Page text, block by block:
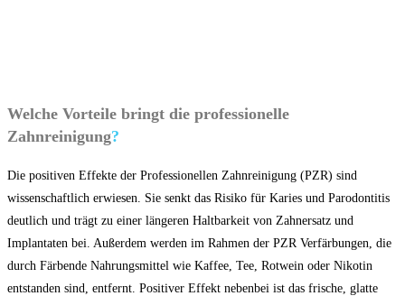
Welche Vorteile bringt die professionelle
Zahnreinigung?
Die positiven Effekte der Professionellen Zahnreinigung (PZR) sind
wissenschaftlich erwiesen. Sie senkt das Risiko für Karies und Parodontitis
deutlich und trägt zu einer längeren Haltbarkeit von Zahnersatz und
Implantaten bei. Außerdem werden im Rahmen der PZR Verfärbungen, die
durch Färbende Nahrungsmittel wie Kaffee, Tee, Rotwein oder Nikotin
entstanden sind, entfernt. Positiver Effekt nebenbei ist das frische, glatte